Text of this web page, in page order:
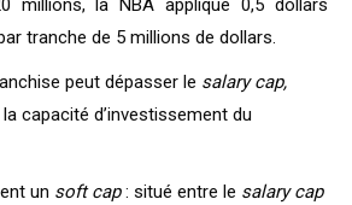
millions, la NBA applique 0,5 dollars
tranche de 5 millions de dollars.
peut dépasser le salary cap,
capacité d’investissement du
un soft cap: situé entre le salary cap